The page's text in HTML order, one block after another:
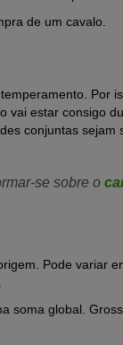
de um cavalo.
Por
vai estar consigo
conjuntas sejam
se sobre o
Pode variar
soma global.